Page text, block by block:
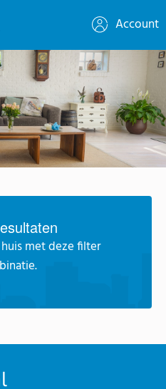
Account
met deze filter